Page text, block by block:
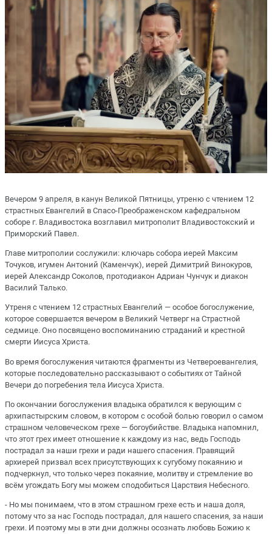
Вечером 9 апреля, в канун Великой Пятницы, утреню с чтением 12
страстных Евангелий в Спасо-Преображенском кафедральном
соборе г. Владивостока возглавил митрополит Владивостокский и
Приморский Павел.
Главе митрополии сослужили: ключарь собора иерей Максим
Точуков, игумен Антоний (Каменчук), иерей Димитрий Винокуров,
иерей Александр Соколов, протодиакон Адриан Чунчук и диакон
Василий Талько.
Утреня с чтением 12 страстных Евангелий — особое богослужение,
которое совершается вечером в Великий Четверг на Страстной
седмице. Оно посвящено воспоминанию страданий и крестной
смерти Иисуса Христа.
Во время богослужения читаются фрагменты из Четвероевангелия,
которые последовательно рассказывают о событиях от Тайной
Вечери до погребения тела Иисуса Христа.
По окончании богослужения владыка обратился к верующим с
архипастырским словом, в котором с особой болью говорил о самом
страшном человеческом грехе — богоубийстве. Владыка напомнил,
что этот грех имеет отношение к каждому из нас, ведь Господь
пострадал за наши грехи и ради нашего спасения. Правящий
архиерей призвал всех присутствующих к сугубому покаянию и
подчеркнул, что только через покаяние, молитву и стремление во
всём угождать Богу мы можем сподобиться Царствия Небесного.
- Но мы понимаем, что в этом страшном грехе есть и наша доля,
потому что за нас Господь пострадал, для нашего спасения, за наши
грехи. И поэтому мы в эти дни должны осознать любовь Божию к